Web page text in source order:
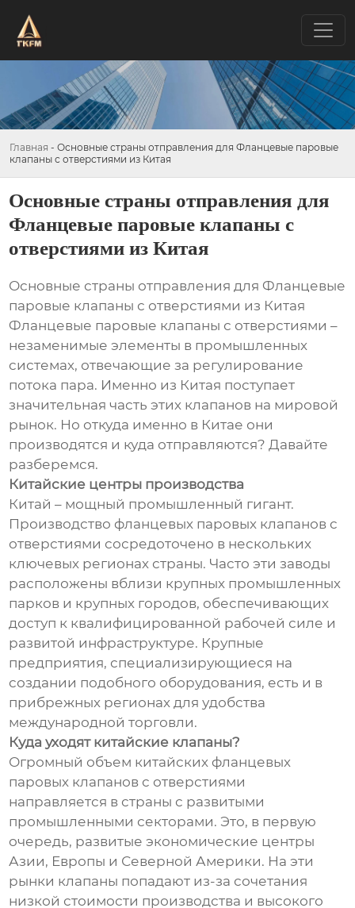
Главная - Основные страны отправления для Фланцевые паровые
клапаны с отверстиями из Китая
Основные страны отправления для
Фланцевые паровые клапаны с
отверстиями из Китая
Основные страны отправления для Фланцевые
паровые клапаны с отверстиями из Китая
Фланцевые паровые клапаны с отверстиями –
незаменимые элементы в промышленных
системах, отвечающие за регулирование
потока пара. Именно из Китая поступает
значительная часть этих клапанов на мировой
рынок. Но откуда именно в Китае они
производятся и куда отправляются? Давайте
разберемся.
Китайские центры производства
Китай – мощный промышленный гигант.
Производство фланцевых паровых клапанов с
отверстиями сосредоточено в нескольких
ключевых регионах страны. Часто эти заводы
расположены вблизи крупных промышленных
парков и крупных городов, обеспечивающих
доступ к квалифицированной рабочей силе и
развитой инфраструктуре. Крупные
предприятия, специализирующиеся на
создании подобного оборудования, есть и в
прибрежных регионах для удобства
международной торговли.
Куда уходят китайские клапаны?
Огромный объем китайских фланцевых
паровых клапанов с отверстиями
направляется в страны с развитыми
промышленными секторами. Это, в первую
очередь, развитые экономические центры
Азии, Европы и Северной Америки. На эти
рынки клапаны попадают из-за сочетания
низкой стоимости производства и высокого